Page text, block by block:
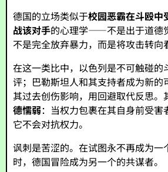
德国的立场类似于校园恶霸在斗殴中
战该对手的心理学——不是出于道德
不是完全放弃暴力，而是将攻击转向
在这一类比中，以色列是不可触碰的
评；巴勒斯坦人和其支持者成为新的
其过去创伤影响，用回避取代反思。
德懦弱：当权力包裹在其自身前受害
它不会对抗权力。
讽刺是苦涩的。在试图永不再成为一
时，德国冒险成为另一个的共谋者。